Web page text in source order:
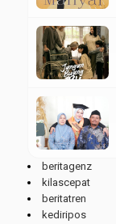
beritagenz
kilascepat
beritatren
kediripos